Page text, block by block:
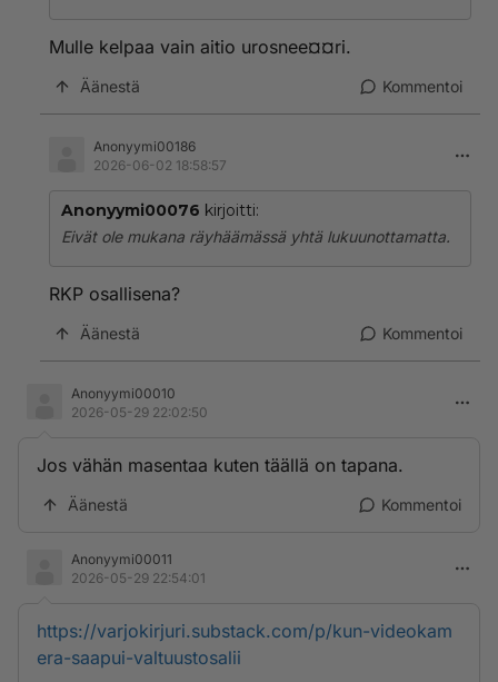
Mulle kelpaa vain aitio urosnee¤¤ri.
Äänestä Kommentoi
Anonyymi00186
2026-06-02 18:58:57
Anonyymi00076 kirjoitti:
Eivät ole mukana räyhäämässä yhtä lukuunottamatta.
RKP osallisena?
Äänestä Kommentoi
Anonyymi00010
2026-05-29 22:02:50
Jos vähän masentaa kuten täällä on tapana.
Äänestä Kommentoi
Anonyymi00011
2026-05-29 22:54:01
https://varjokirjuri.substack.com/p/kun-videokam
era-saapui-valtuustosalii